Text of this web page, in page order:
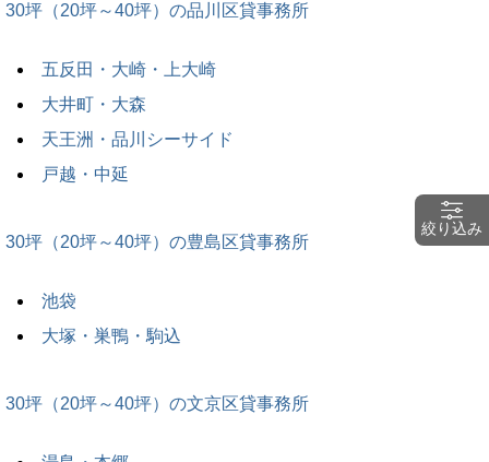
30坪（20坪～40坪）の品川区貸事務所
五反田・大崎・上大崎
大井町・大森
天王洲・品川シーサイド
戸越・中延
30坪（20坪～40坪）の豊島区貸事務所
池袋
大塚・巣鴨・駒込
30坪（20坪～40坪）の文京区貸事務所
絞り込み